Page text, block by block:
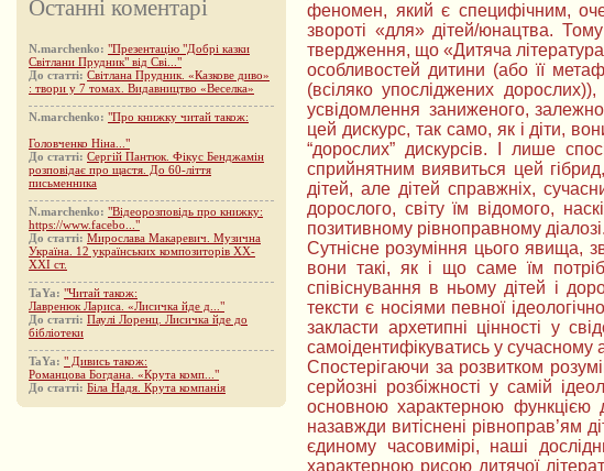
Останні коментарі
N.marchenko: "Презентацію "Добрі казки
Світлани Прудник" від Сві..."
До статті: Світлана Прудник. «Казкове диво»
: твори у 7 томах. Видавництво «Веселка»
N.marchenko: "Про книжку читай також:
Головченко Ніна..."
До статті: Сергій Пантюк. Фікус Бенджамін
розповідає про щастя. До 60-ліття
письменника
N.marchenko: "Відеорозповідь про книжку:
https://www.facebo..."
До статті: Мирослава Макаревич. Музична
Україна. 12 українських композиторів XX-
XXI ст.
TaYa: "Читай також:
Лавренюк Лариса. «Лисичка йде д..."
До статті: Паулі Лоренц. Лисичка йде до
бібліотеки
TaYa: " Дивись також:
Романцова Богдана. «Крута комп..."
До статті: Біла Надя. Крута компанія
феномен, який є специфічним,
звороті «для» дітей/юнацтва.
твердження, що «Дитяча література
особливостей дитини (або її
(всіляко упосліджених
усвідомлення заниженого,
цей дискурс, так само, як і діти,
“дорослих” дискурсів. І лише
сприйнятним виявиться цей
дітей, але дітей справжніх,
дорослого, світу їм відомого,
позитивному рівноправному діалозі.
Сутнісне розуміння цього явища,
вони такі, як і що саме їм
співіснування в ньому дітей і
тексти є носіями певної
закласти архетипні цінності у
самоідентифікуватись у
Спостерігаючи за розвитком
серйозні розбіжності у самій
основною характерною функцією
назавжди витіснені рівноправ’ям
єдиному часовимірі, наші
характерною рисою дитячої